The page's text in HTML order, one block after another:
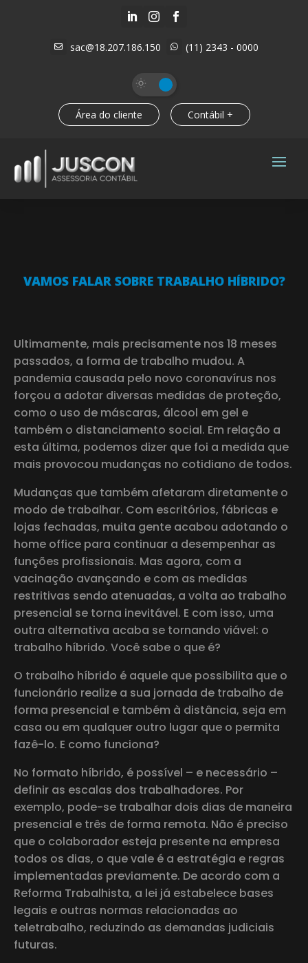
  
 sac@18.207.186.150  (11) 2343 - 0000
Área do cliente Contábil +
VAMOS FALAR SOBRE TRABALHO HÍBRIDO?
Ultimamente, mais precisamente nos 18 meses
passados, a forma de trabalho mudou. A
pandemia causada pelo novo coronavírus nos
forçou a adotar diversas medidas de proteção,
como o uso de máscaras, álcool em gel e
também o distanciamento social. Em relação a
esta última, podemos dizer que foi a medida que
mais provocou mudanças no cotidiano de todos.
Mudanças que também afetaram diretamente o
modo de trabalhar. Com escritórios, fábricas e
lojas fechadas, muita gente acabou adotando o
home office para continuar a desempenhar as
funções profissionais. Mas agora, com a
vacinação avançando e com as medidas
restritivas sendo atenuadas, a volta ao trabalho
presencial se torna inevitável. E com isso, uma
outra alternativa acaba se tornando viável: o
trabalho híbrido. Você sabe o que é?
O trabalho híbrido é aquele que possibilita que o
funcionário realize a sua jornada de trabalho de
forma presencial e também à distância, seja em
casa ou em qualquer outro lugar que o permita
fazê-lo. E como funciona?
No formato híbrido, é possível – e necessário –
definir as escalas dos trabalhadores. Por
exemplo, pode-se trabalhar dois dias de maneira
presencial e três de forma remota. Não é preciso
que o colaborador esteja presente na empresa
todos os dias, o que vale é a estratégia e regras
implementadas previamente. De acordo com a
Reforma Trabalhista, a lei já estabelece bases
legais e outras normas relacionadas ao
teletrabalho, reduzindo as demandas judiciais
futuras.